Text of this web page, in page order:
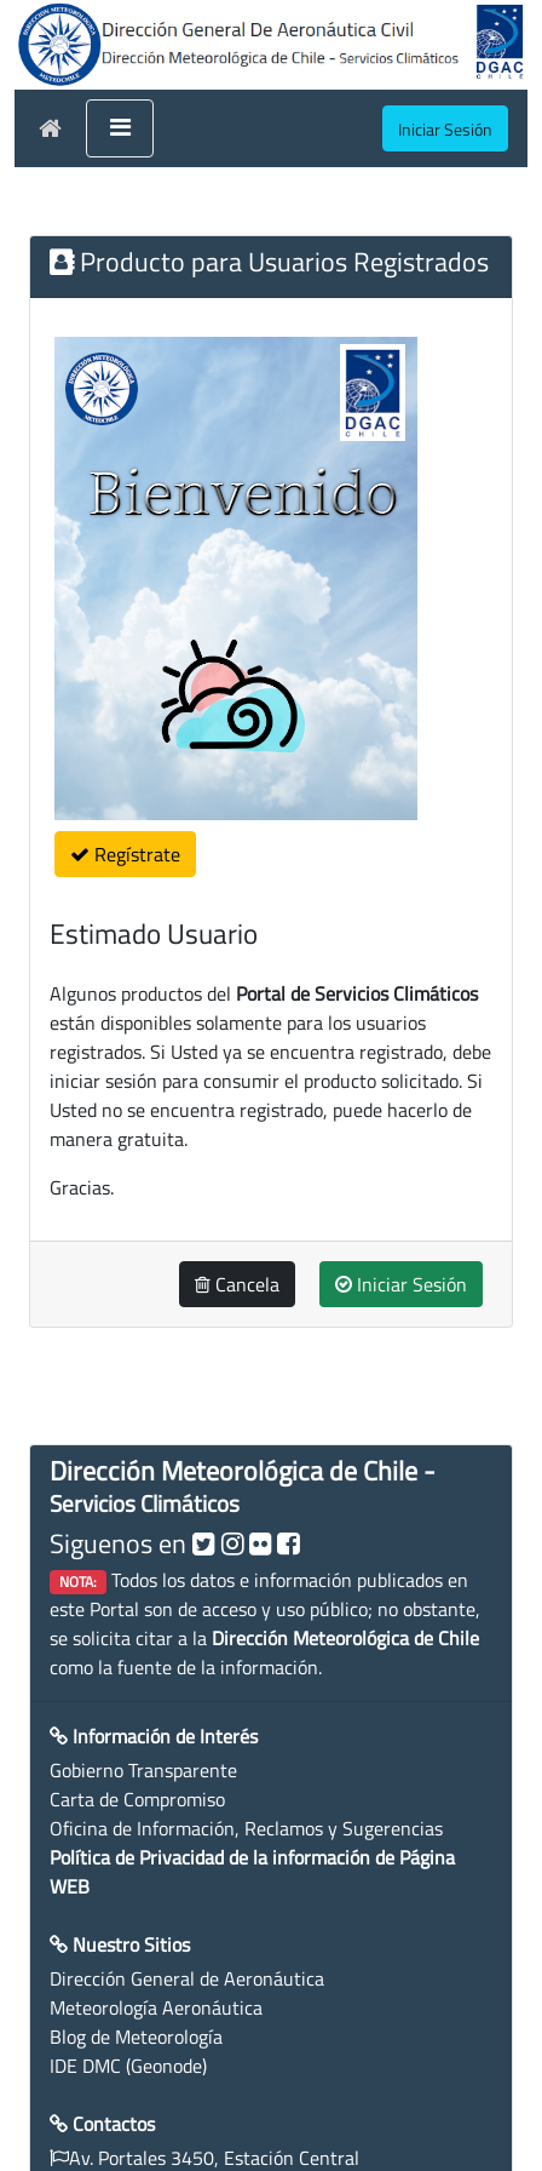
Iniciar Sesión
Producto para Usuarios Registrados
Regístrate
Estimado Usuario
Algunos productos del Portal de Servicios Climáticos
están disponibles solamente para los usuarios
registrados. Si Usted ya se encuentra registrado, debe
iniciar sesión para consumir el producto solicitado. Si
Usted no se encuentra registrado, puede hacerlo de
manera gratuita.
Gracias.
Cancela Iniciar Sesión
Dirección Meteorológica de Chile -
Servicios Climáticos
Siguenos en
NOTA: Todos los datos e información publicados en
este Portal son de acceso y uso público; no obstante,
se solicita citar a la Dirección Meteorológica de Chile
como la fuente de la información.
Información de Interés
Gobierno Transparente
Carta de Compromiso
Oficina de Información, Reclamos y Sugerencias
Política de Privacidad de la información de Página
WEB
Nuestro Sitios
Dirección General de Aeronáutica
Meteorología Aeronáutica
Blog de Meteorología
IDE DMC (Geonode)
Contactos
Av. Portales 3450, Estación Central